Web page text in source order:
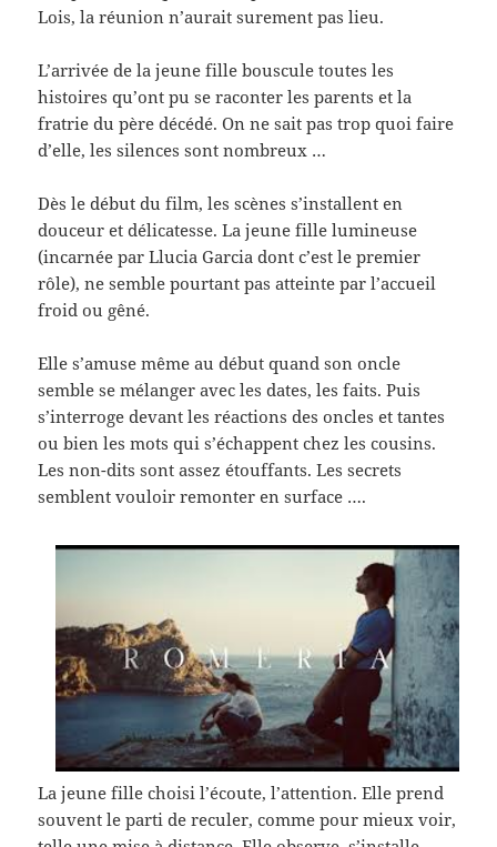
Lois, la réunion n’aurait surement pas lieu.
L’arrivée de la jeune fille bouscule toutes les
histoires qu’ont pu se raconter les parents et la
fratrie du père décédé. On ne sait pas trop quoi faire
d’elle, les silences sont nombreux …
Dès le début du film, les scènes s’installent en
douceur et délicatesse. La jeune fille lumineuse
(incarnée par Llucia Garcia dont c’est le premier
rôle), ne semble pourtant pas atteinte par l’accueil
froid ou gêné.
Elle s’amuse même au début quand son oncle
semble se mélanger avec les dates, les faits. Puis
s’interroge devant les réactions des oncles et tantes
ou bien les mots qui s’échappent chez les cousins.
Les non-dits sont assez étouffants. Les secrets
semblent vouloir remonter en surface ….
La jeune fille choisi l’écoute, l’attention. Elle prend
souvent le parti de reculer, comme pour mieux voir,